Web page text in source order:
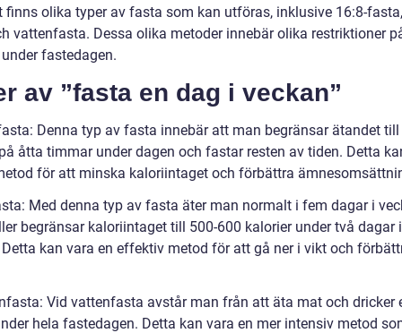
finns olika typer av fasta som kan utföras, inklusive 16:8-
vattenfasta. Dessa olika metoder innebär olika restriktioner
fastedagen.
av ”fasta en dag i veckan”
Denna typ av fasta innebär att man begränsar ätandet
åtta timmar under dagen och fastar resten av tiden. Detta
för att minska kaloriintaget och förbättra
Med denna typ av fasta äter man normalt i fem dagar i
begränsar kaloriintaget till 500-600 kalorier under två dagar i
kan vara en effektiv metod för att gå ner i vikt och
Vid vattenfasta avstår man från att äta mat och dricker
hela fastedagen. Detta kan vara en mer intensiv metod